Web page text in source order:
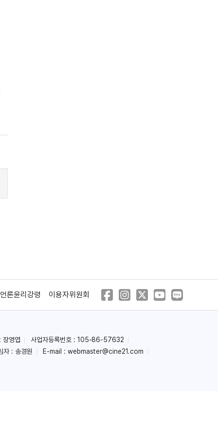
언론윤리강령 이용자위원회
장영엽
사업자등록번호 : 105-86-57632
자 : 송경원 E-mail : webmaster@cine21.com